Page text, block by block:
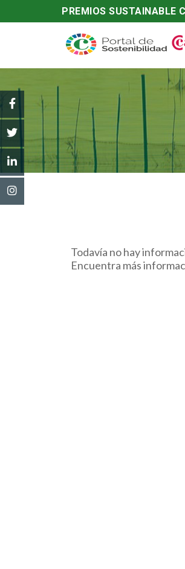
PREMIOS SUSTAINABLE
Todavía no hay
Encuentra más